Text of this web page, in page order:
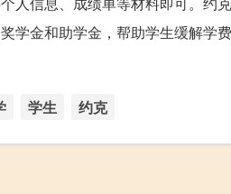
学金和助学金，帮助学生缓解学
学生 约克